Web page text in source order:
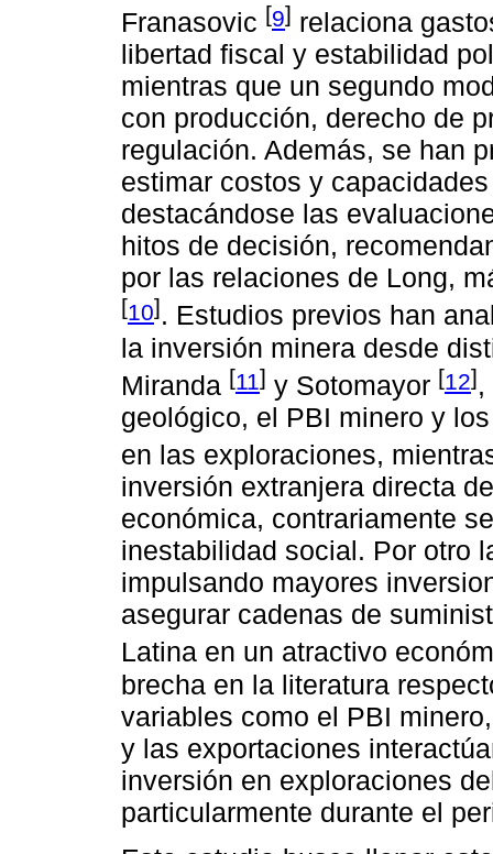
Franasovic [9] relaciona
libertad fiscal y estabilidad
mientras que un segundo
con producción, derecho de
regulación. Además, se han
estimar costos y
destacándose las
hitos de decisión,
por las relaciones de Long,
[10]. Estudios previos han
la inversión minera desde
Miranda [11] y Sotomayor [12],
geológico, el PBI minero y
en las exploraciones,
inversión extranjera directa
económica, contrariamente
inestabilidad social. Por otro
impulsando mayores
asegurar cadenas de
Latina en un atractivo
brecha en la literatura
variables como el PBI
y las exportaciones
inversión en exploraciones
particularmente durante el